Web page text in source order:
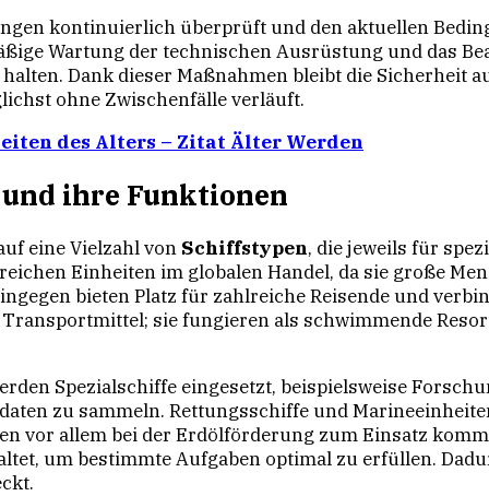
kontinuierlich überprüft und den aktuellen
Wartung der technischen Ausrüstung und das
Dank dieser Maßnahmen bleibt die Sicherheit
ohne Zwischenfälle verläuft.
des Alters – Zitat Älter Werden
ihre Funktionen
eine Vielzahl von Schiffstypen, die jeweils für
Einheiten im globalen Handel, da sie große
bieten Platz für zahlreiche Reisende und
sie fungieren als schwimmende
Spezialschiffe eingesetzt, beispielsweise
zu sammeln. Rettungsschiffe und
vor allem bei der Erdölförderung zum Einsatz
um bestimmte Aufgaben optimal zu erfüllen.